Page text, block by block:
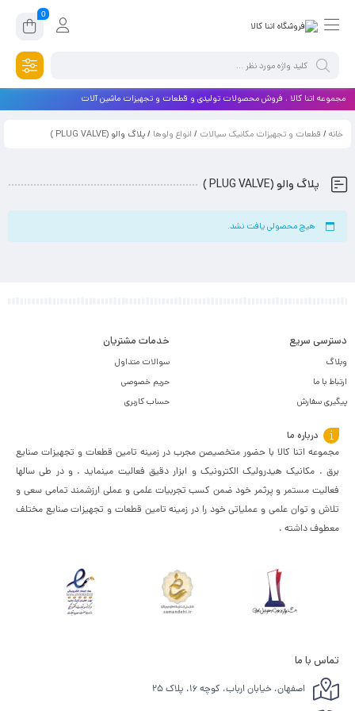
0
مجموعه اتنا کالا ، فروش محصولات تولیدی و قطعات و تجهیزات ماشین آلات
خانه / قطعات و تجهیزات مکانیک سیالات / انواع ولوها / پلاگ والو (PLUG VALVE )
پلاگ والو (PLUG VALVE )
هیچ محصولی یافت نشد.
دسترسی سریع
وبلاگ
ارتباط با ما
پیگیری سفارش
خدمات مشتریان
سوالات متداول
حریم خصوصی
حساب کاربری
درباره ما
مجموعه اتنا کالا با حضور متخصیصن مجرب در زمینه تامین قطعات و تجهیزات صنایع
برق . مکانیک هیدرولیک الکترونیک و ابزار دقیق فعالیت مینماید . و در طی سالها
فعالیت مستمر و پرثمر خود ضمن کسب تجربیات علمی و عملی ارزشمند تمامی سعی و
تلاش و توان علمی و عملیاتی خود را در زمینه تامین قطعات و تجهیزات صنایع مختلف
معطوف داشته .
تماس با ما
اصفهان، خیابان ارباب، کوچه ۱۶، پلاک ۲۵